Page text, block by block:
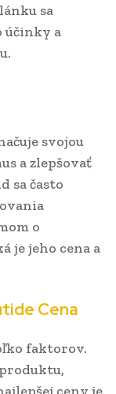
sa
účinky a
svojou
a zlepšovať
sa často
o
je jeho cena a
Cena
faktorov.